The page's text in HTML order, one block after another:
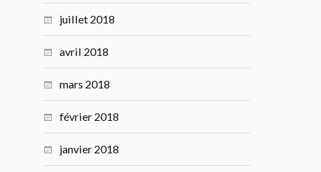
juillet 2018
avril 2018
mars 2018
février 2018
janvier 2018